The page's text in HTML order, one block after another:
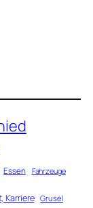
Essen Fahrzeuge
Karriere Grusel